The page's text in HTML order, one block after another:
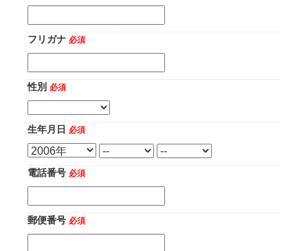
フリガナ 必須
性別 必須
生年月日 必須
電話番号 必須
郵便番号 必須